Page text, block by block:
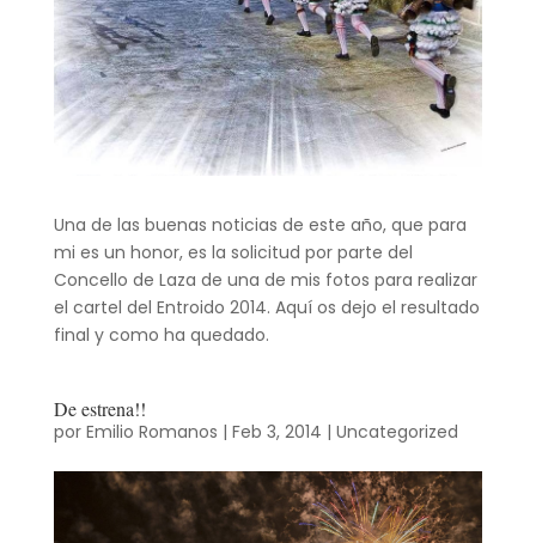
Una de las buenas noticias de este año, que para
mi es un honor, es la solicitud por parte del
Concello de Laza de una de mis fotos para realizar
el cartel del Entroido 2014. Aquí os dejo el resultado
final y como ha quedado.
De estrena!!
por Emilio Romanos | Feb 3, 2014 | Uncategorized